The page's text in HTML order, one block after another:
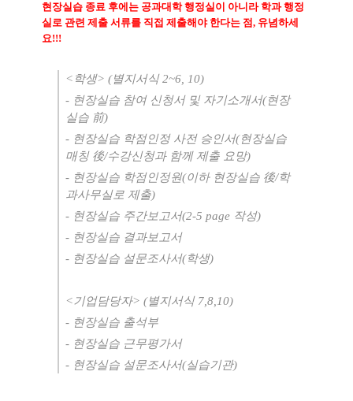
현장실습 종료 후에는 공과대학 행정실이 아니라 학과 행정
실로 관련 제출 서류를 직접 제출해야 한다는 점 , 유념하세
요!!!
< 학생> (별지서식2~6, 10)
- 현장실습 참여 신청서 및 자기소개서(현장
실습 前)
- 현장실습 학점인정 사전 승인서(현장실습
매칭 後/수강신청과 함께 제출 요망)
- 현장실습 학점인정원(이하 현장실습 後/학
과사무실로 제출)
- 현장실습 주간보고서(2-5 page 작성)
- 현장실습 결과보고서
- 현장실습 설문조사서(학생)
<기업담당자> (별지서식 7,8,10)
- 현장실습 출석부
- 현장실습 근무평가서
- 현장실습 설문조사서(실습기관)